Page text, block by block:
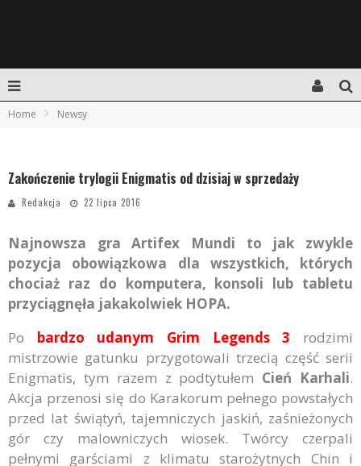
Home Newsy
Zakończenie trylogii Enigmatis od dzisiaj w sprzedaży
Redakcja 22 lipca 2016
Najnowsza gra Artifex Mundi to jak zwykle
pozycja obowiązkowa dla wszystkich, których
chociaż raz do komputera, konsoli lub tabletu
przyciągnęła jakakolwiek HOPA.
Po bardzo udanym Grim Legends 3 rodzimi
mistrzowie gatunku przygotowali trzecią część serii
Enigmatis, tym razem z podtytułem Cień Karhali.
Akcja przenosi się do Karakorum pełnego powstałych
przed lat świątyń, tajemniczych jaskiń, zaśnieżonych
gór czy malowniczych wiosek. Twórcy czerpali
pełnymi garściami z klimatu starożytnych Chin i